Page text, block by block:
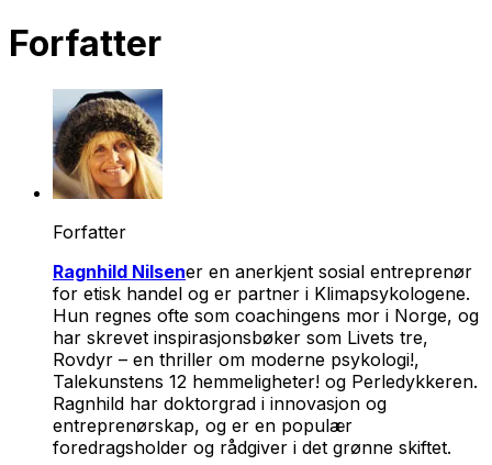
Forfatter
Forfatter
Ragnhild Nilsener en anerkjent sosial entreprenør
for etisk handel og er partner i Klimapsykologene.
Hun regnes ofte som coachingens mor i Norge, og
har skrevet inspirasjonsbøker som Livets tre,
Rovdyr – en thriller om moderne psykologi!,
Talekunstens 12 hemmeligheter! og Perledykkeren.
Ragnhild har doktorgrad i innovasjon og
entreprenørskap, og er en populær
foredragsholder og rådgiver i det grønne skiftet.